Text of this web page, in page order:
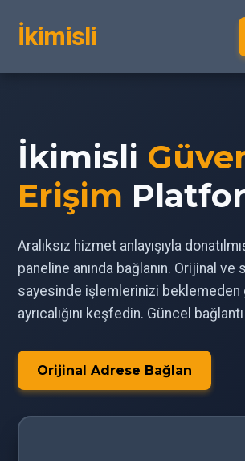
İkimisli
İkimisli
Erişim
Aralıksız hizmet anlayışıyla
paneline anında bağlanın. Orijinal ve
sayesinde işlemlerinizi
ayrıcalığını keşfedin. Güncel
Orijinal Adrese Bağlan